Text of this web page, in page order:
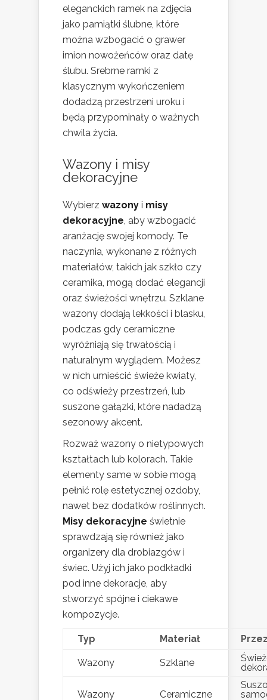
eleganckich ramek na zdjęcia
jako pamiątki ślubne, które
można wzbogacić o grawer
imion nowożeńców oraz datę
ślubu. Srebrne ramki z
klasycznym wykończeniem
dodadzą przestrzeni uroku i
będą przypominały o ważnych
chwila życia.
Wazony i misy
dekoracyjne
Wybierz wazony i misy
dekoracyjne, aby wzbogacić
aranżację swojej komody. Te
naczynia, wykonane z różnych
materiałów, takich jak szkło czy
ceramika, mogą dodać elegancji
oraz świeżości wnętrzu. Szklane
wazony dodają lekkości i blasku,
podczas gdy ceramiczne
wyróżniają się trwałością i
naturalnym wyglądem. Możesz
w nich umieścić świeże kwiaty,
co odświeży przestrzeń, lub
suszone gałązki, które nadadzą
sezonowy akcent.
Rozważ wazony o nietypowych
kształtach lub kolorach. Takie
elementy same w sobie mogą
pełnić rolę estetycznej ozdoby,
nawet bez dodatków roślinnych.
Misy dekoracyjne świetnie
sprawdzają się również jako
organizery dla drobiazgów i
świec. Użyj ich jako podkładki
pod inne dekoracje, aby
stworzyć spójne i ciekawe
kompozycje.
Typ Materiał
Wazony Szklane
Wazony Ceramiczne